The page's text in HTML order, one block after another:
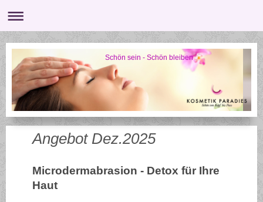
Schön sein - Schön bleiben
Angebot Dez.2025
Microdermabrasion - Detox für Ihre
Haut